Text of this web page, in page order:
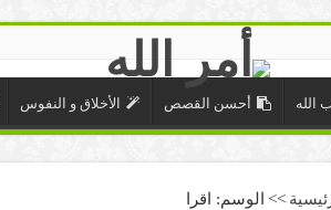
الله أحسن القصص الأخلاق و النفوس
>> الوسم: اقرا